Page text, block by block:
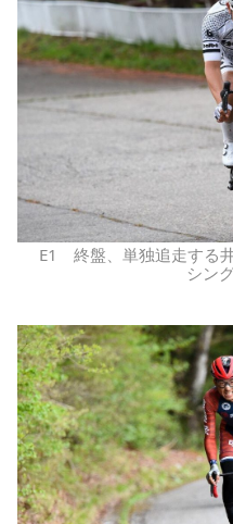
E1 終盤、単独追走する
シン